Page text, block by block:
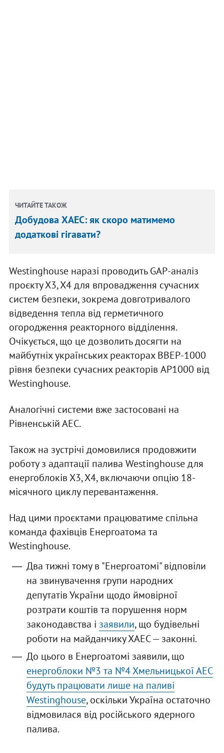
ЧИТАЙТЕ ТАКОЖ
Добудова ХАЕС: як скоро матимемо
додаткові гігавати?
Westinghouse наразі проводить GAP-аналіз
проєкту Х3, Х4 для впровадження сучасних
систем безпеки, зокрема довготривалого
відведення тепла від герметичного
огородження реакторного відділення.
Очікується, що це дозволить досягти на
майбутніх українських реакторах ВВЕР-1000
рівня безпеки сучасних реакторів AP1000 від
Westinghouse.
Аналогічні системи вже застосовані на
Рівненській АЕС.
Також на зустрічі домовилися продовжити
роботу з адаптації палива Westinghouse для
енергоблоків Х3, Х4, включаючи опцію 18-
місячного циклу перевантаження.
Над цими проєктами працюватиме спільна
команда фахівців Енергоатома та
Westinghouse.
Два тижні тому в "Енергоатомі" відповіли
на звинувачення групи народних
депутатів України щодо ймовірної
розтрати коштів та порушення норм
законодавства і заявили, що будівельні
роботи на майданчику ХАЕС — законні.
До цього в Енергоатомі заявили, що
енергоблоки №3 та №4 Хмельницької АЕС
будуть працювати лише на паливі
Westinghouse, оскільки Україна остаточно
відмовилася від російського ядерного
палива.